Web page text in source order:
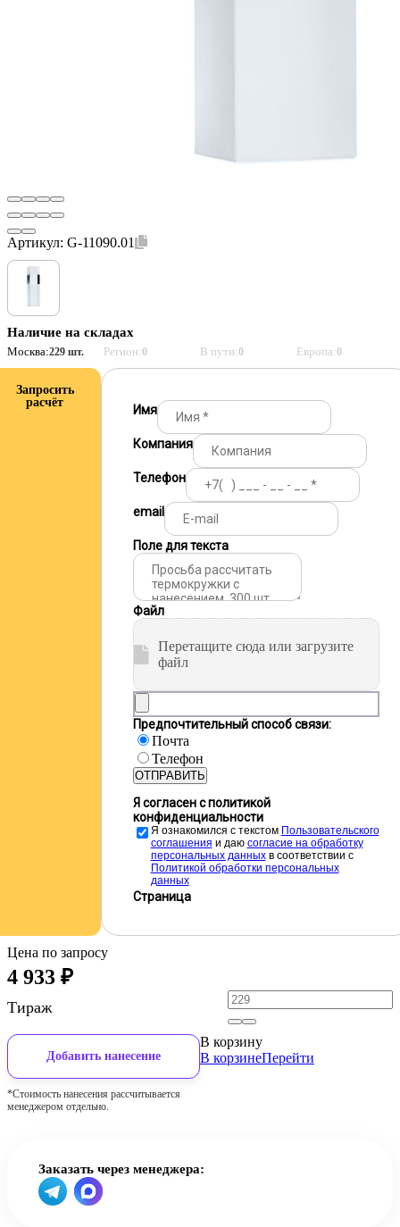
Артикул: G-11090.01
Наличие на складах
Москва:229 шт. Регион:0 В пути:0 Европа:0
Запросить
расчёт
Имя
Компания
Телефон
email
Поле для текста
Файл
Перетащите сюда или загрузите
файл
Предпочтительный способ связи:
Почта
Телефон
ОТПРАВИТЬ
Я согласен с политикой
конфиденциальности
Я ознакомился с текстом Пользовательского
соглашения и даю cогласие на обработку
персональных данныхв соответствии с
Политикой обработки персональных
данных
Страница
Цена по запросу
4 933 ₽
Тираж
Добавить нанесение
*Стоимость нанесения рассчитывается
менеджером отдельно.
В корзину
В корзинеПерейти
Заказать через менеджера: